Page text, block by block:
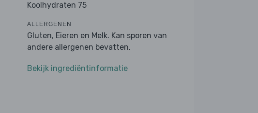
Koolhydraten 75
ALLERGENEN
Gluten, Eieren en Melk. Kan sporen van
andere allergenen bevatten.
Bekijk ingrediëntinformatie